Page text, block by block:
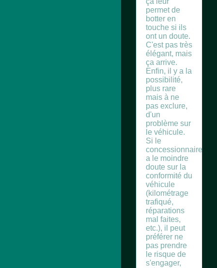
permet de
botter en
touche si ils
ont un doute.
C'est pas très
élégant, mais
ça arrive.
Enfin, il y a la
possibilité,
plus rare
mais à ne
pas exclure,
d'un
problème sur
le véhicule.
Si le
concessionnaire
a le moindre
doute sur la
conformité du
véhicule
(kilométrage
trafiqué,
réparations
mal faites,
etc.), il peut
préférer ne
pas prendre
le risque de
s'engager,